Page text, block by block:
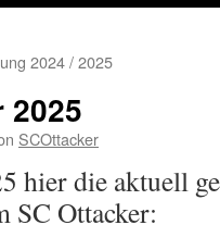
2024 / 2025
2025
SCOttacker
hier die aktuell
SC Ottacker: